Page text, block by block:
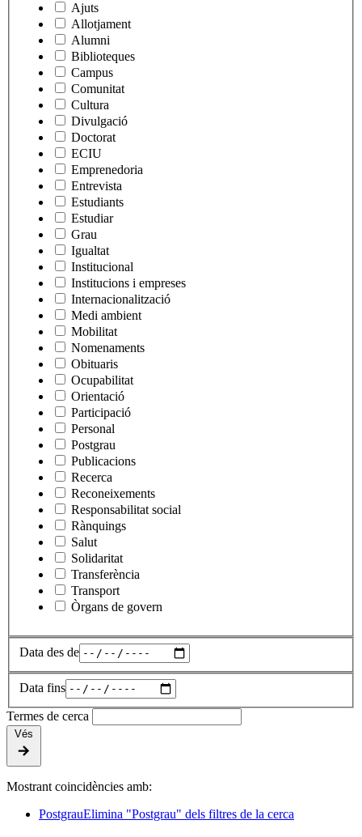
Ajuts
Allotjament
Alumni
Biblioteques
Campus
Comunitat
Cultura
Divulgació
Doctorat
ECIU
Emprenedoria
Entrevista
Estudiants
Estudiar
Grau
Igualtat
Institucional
Institucions i empreses
Internacionalització
Medi ambient
Mobilitat
Nomenaments
Obituaris
Ocupabilitat
Orientació
Participació
Personal
Postgrau
Publicacions
Recerca
Reconeixements
Responsabilitat social
Rànquings
Salut
Solidaritat
Transferència
Transport
Òrgans de govern
Data des de
Data fins
Termes de cerca
Vés
Mostrant coincidències amb:
PostgrauElimina "Postgrau" dels filtres de la cerca